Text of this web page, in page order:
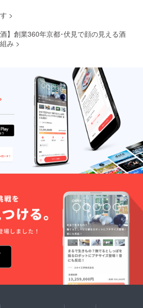
>
】創業360年京都･伏見で顔の見える酒
み >